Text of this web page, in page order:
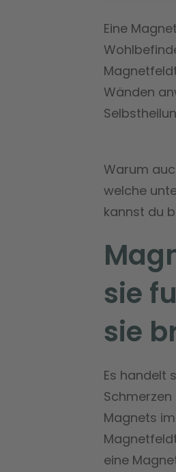
Eine
Wänden
Warum
welche
kannst du
sie
sie
Es handelt
Magnets
eine